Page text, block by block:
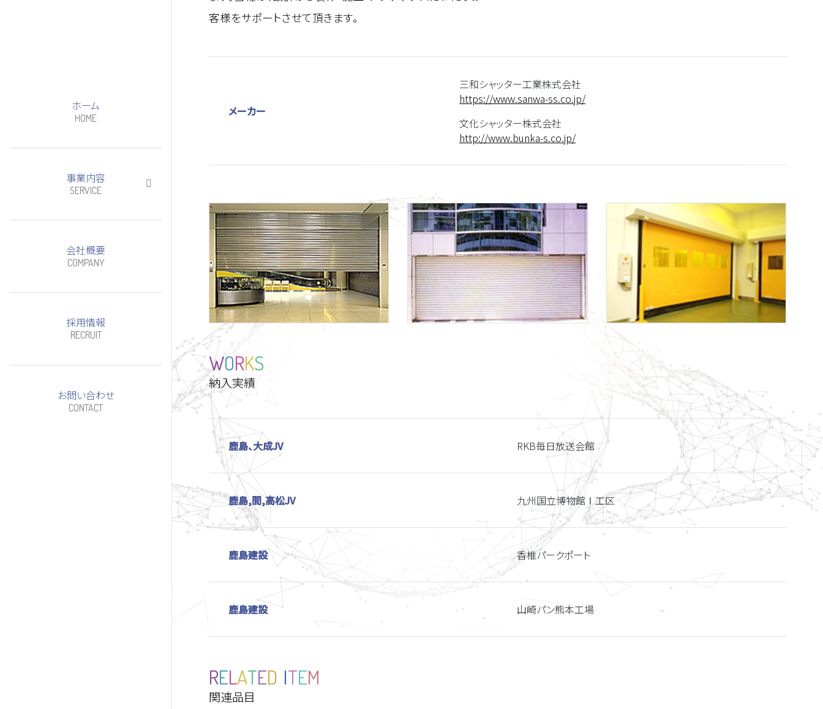
ホーム
HOME
事業内容
SERVICE 電源装置(蓄電池)
海水電解装置
アンモニア供給設備
取水路除塵装置
ガス系消火設備
土木建築事業 金属製建具
シャッター
特殊扉
杭基礎
その他の事業 リチウムイオン電池
グラフィックプリント
什器
会社概要
COMPANY
採用情報
RECRUIT
お問い合わせ
CONTACT
客様をサポートさせて頂きます。
メーカー
三和シャッター工業株式会社
https://www.sanwa-ss.co.jp/
文化シャッター株式会社
http://www.bunka-s.co.jp/
WORKS
納入実績
鹿島、大成JV RKB毎日放送会館
鹿島,間,高松JV 九州国立博物館Ⅰ工区
鹿島建設 香椎パークポート
鹿島建設 山崎パン熊本工場
RELATED ITEM
関連品目